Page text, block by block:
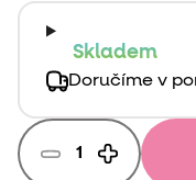
Skladem
Doručíme v